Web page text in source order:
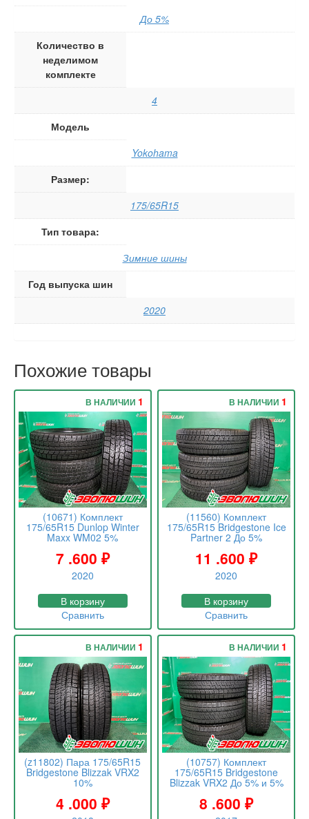
До 5%
Количество в
неделимом
комплекте
4
Модель
Yokohama
Размер:
175/65R15
Тип товара:
Зимние шины
Год выпуска шин
2020
Похожие товары
(10671) Комплект
175/65R15 Dunlop Winter
Maxx WM02 5%
7 .600 ₽
2020
В НАЛИЧИИ 1
В корзину
Сравнить
(11560) Комплект
175/65R15 Bridgestone Ice
Partner 2 До 5%
11 .600₽
2020
В НАЛИЧИИ 1
В корзину
Сравнить
(z11802) Пара 175/65R15
Bridgestone Blizzak VRX2
10%
4 .000 ₽
В НАЛИЧИИ 1
(10757) Комплект
175/65R15 Bridgestone
Blizzak VRX2 До 5% и 5%
8 .600₽
В НАЛИЧИИ 1